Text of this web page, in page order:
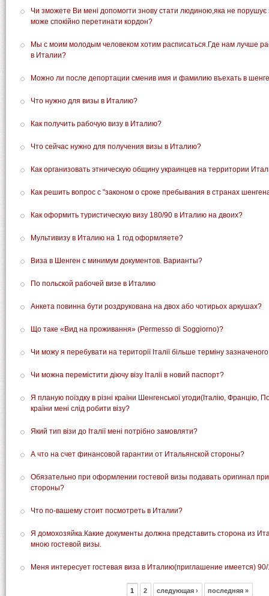
Чи зможете Ви мені допомогти знову стати людиною,яка не порушує
може спокійно перетинати кордон?
Мы с моим молодым человеком хотим расписаться.Где нам лучше
в Италии?
Можно ли после депортации сменив имя и фамилию въехать в
Что нужно для визы в Италию?
Как получить рабочую визу в Италию?
Что сейчас нужно для получения визы в Италию?
Как организовать этническую общину украинцев на территории
Как решить вопрос с "законом о сроке пребывания в странах
Как оформить туристическую визу 180/90 в Италию на двоих?
Мультивизу в Италию на 1 год оформляете?
Виза в Шенген с минимум документов. Варианты?
По польской рабочей визе в Италию
Анкета повинна бути роздрукована на двох або чотирьох аркушах?
Що таке «Вид на проживання» (Permesso di Soggiorno)?
Чи можу я перебувати на території Італії більше терміну зазначеного
Чи можна перемістити діючу візу Італіі в новий паспорт?
Я планую поїздку в різні країни Шенгенської угоди(Італію, Францію,
країни мені слід робити візу?
Який тип візи до Італії мені потрібно замовляти?
А что на счет финансовой гарантии от Итальянской стороны?
Обязательно при оформлении гостевой визы подавать оригинал
стороны?
Что по-вашему стоит посмотреть в Италии?
Я домохозяйка.Какие документы должна представить сторона из
мною гостевой визы.
Меня интересует гостевая виза в Италию(приглашение имеется)
1 2 следующая › последняя »